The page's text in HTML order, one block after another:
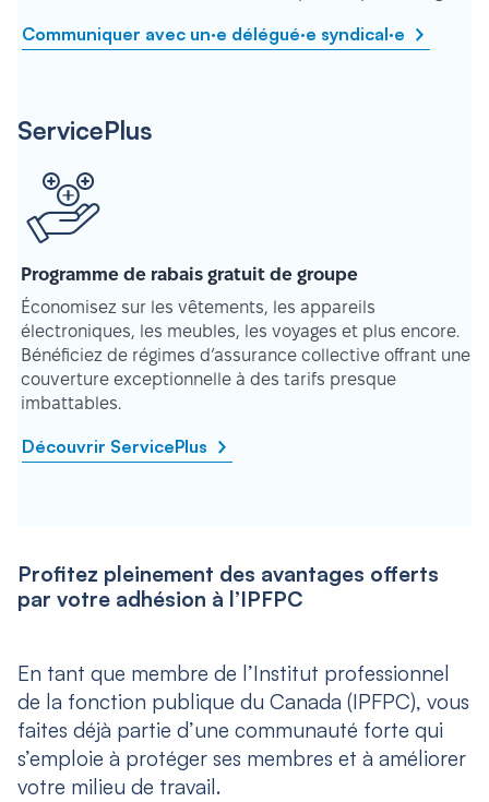
Communiquer avec un·e délégué·e syndical·e
ServicePlus
Programme de rabais gratuit de groupe
Économisez sur les vêtements, les appareils
électroniques, les meubles, les voyages et plus encore.
Bénéficiez de régimes d’assurance collective offrant une
couverture exceptionnelle à des tarifs presque
imbattables.
Découvrir ServicePlus
Profitez pleinement des avantages offerts
par votre adhésion à l’IPFPC
En tant que membre de l’Institut professionnel
de la fonction publique du Canada (IPFPC), vous
faites déjà partie d’une communauté forte qui
s’emploie à protéger ses membres et à améliorer
votre milieu de travail.